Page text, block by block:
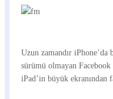
Uzun zamandır
sürümü olmayan
iPad’in büyük ekranından